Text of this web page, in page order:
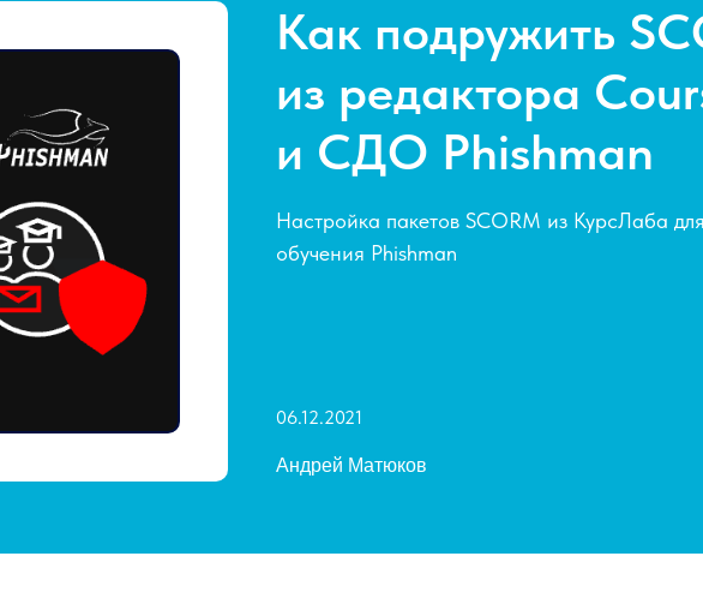
Как подружить
из редактора
и СДО Phishman
06.12.2021
Андрей Матюков
Настройка пакетов SCORM из КурсЛаба
обучения Phishman